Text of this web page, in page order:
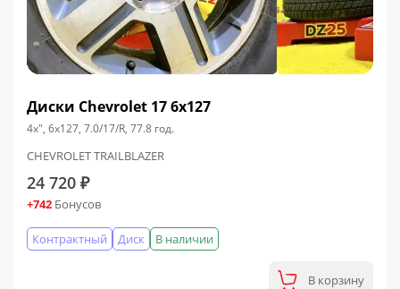
Диски Chevrolet 17 6x127
4x", 6x127, 7.0/17/R, 77.8 год.
CHEVROLET TRAILBLAZER
24 720 ₽
+742 Бонусов
В наличии
Диск
Контрактный
В корзину